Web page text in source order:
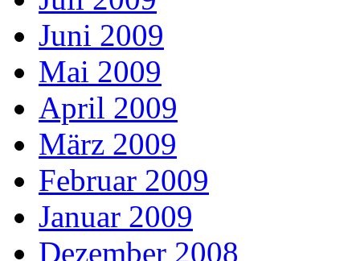
Juni 2009
Mai 2009
April 2009
März 2009
Februar 2009
Januar 2009
Dezember 2008